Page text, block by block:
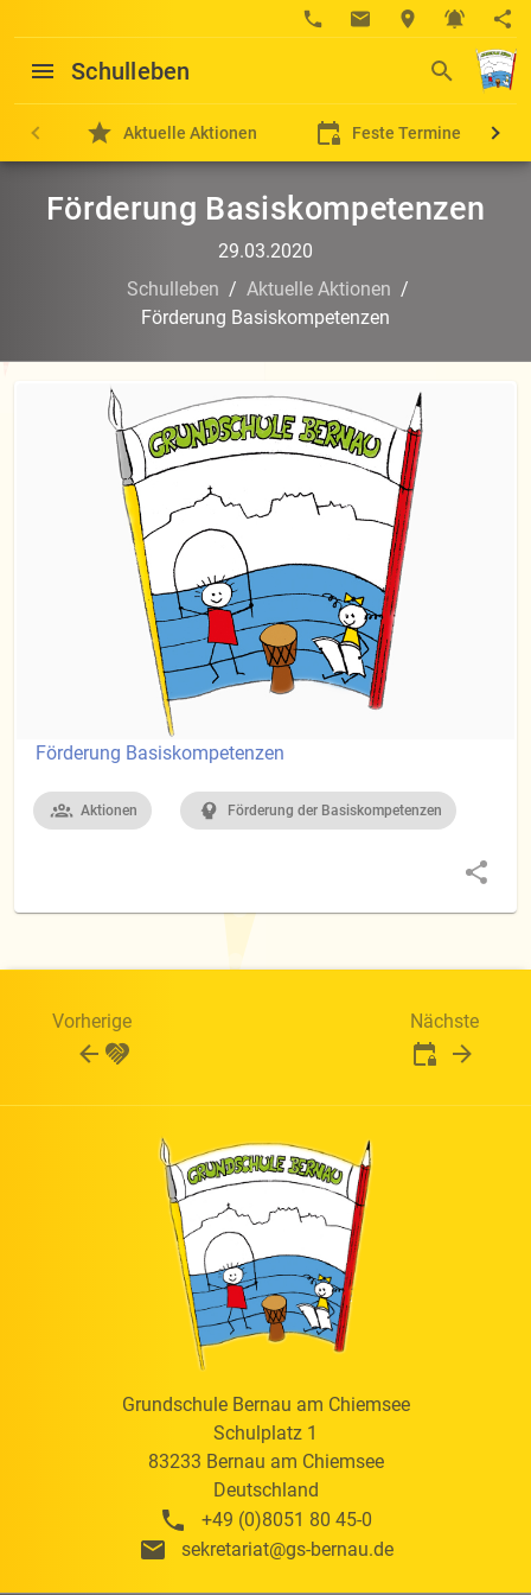
Schulleben
Aktuelle Aktionen Feste Termine
Förderung Basiskompetenzen
29.03.2020
Schulleben / Aktuelle Aktionen /
Förderung Basiskompetenzen
Förderung Basiskompetenzen
Aktionen Förderung der Basiskompetenzen
Vorherige Nächste
Grundschule Bernau am Chiemsee
Schulplatz 1
83233 Bernau am Chiemsee
Deutschland
+49 (0)8051 80 45-0
sekretariat@gs-bernau.de